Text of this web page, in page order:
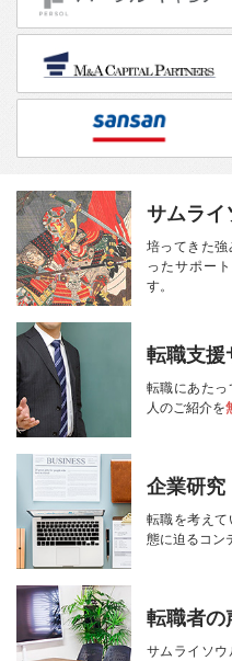
サムライ
培ってきた
ったサポー
す。
転職支援
転職にあた
人のご紹介を
企業研究
転職を考えて
態に迫るコン
転職者の
サムライソウ